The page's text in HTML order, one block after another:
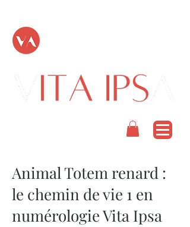
Animal Totem renard :
le chemin de vie 1 en
numérologie Vita Ipsa